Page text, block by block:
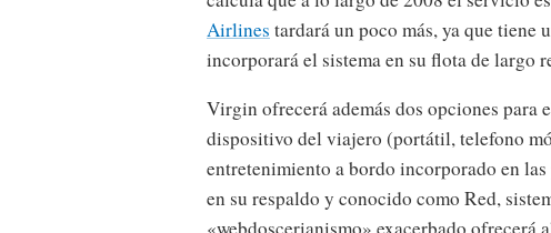
Airlines tardará un poco más, ya que tiene
incorporará el sistema en su flota de largo
Virgin ofrecerá además dos opciones para
dispositivo del viajero (portátil, telefono
entretenimiento a bordo incorporado en
en su respaldo y conocido como Red,
«webdoscerianismo» exacerbado ofrecerá